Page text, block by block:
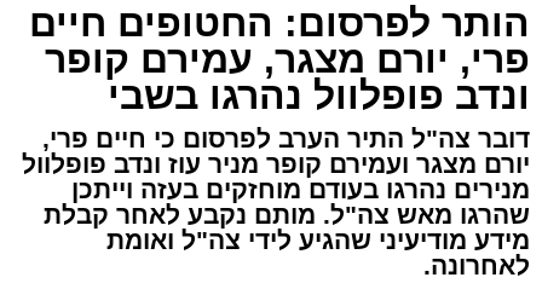
הותר לפרסום: החטופים חיים
פרי, יורם מצגר, עמירם קופר
ונדב פופלוול נהרגו בשבי
דובר צה"ל התיר הערב לפרסום כי חיים פרי,
יורם מצגר ועמירם קופר מניר עוז ונדב פופלוול
מנירים נהרגו בעודם מוחזקים בעזה וייתכן
שהרגו מאש צה"ל. מותם נקבע לאחר קבלת
מידע מודיעיני שהגיע לידי צה"ל ואומת
לאחרונה.